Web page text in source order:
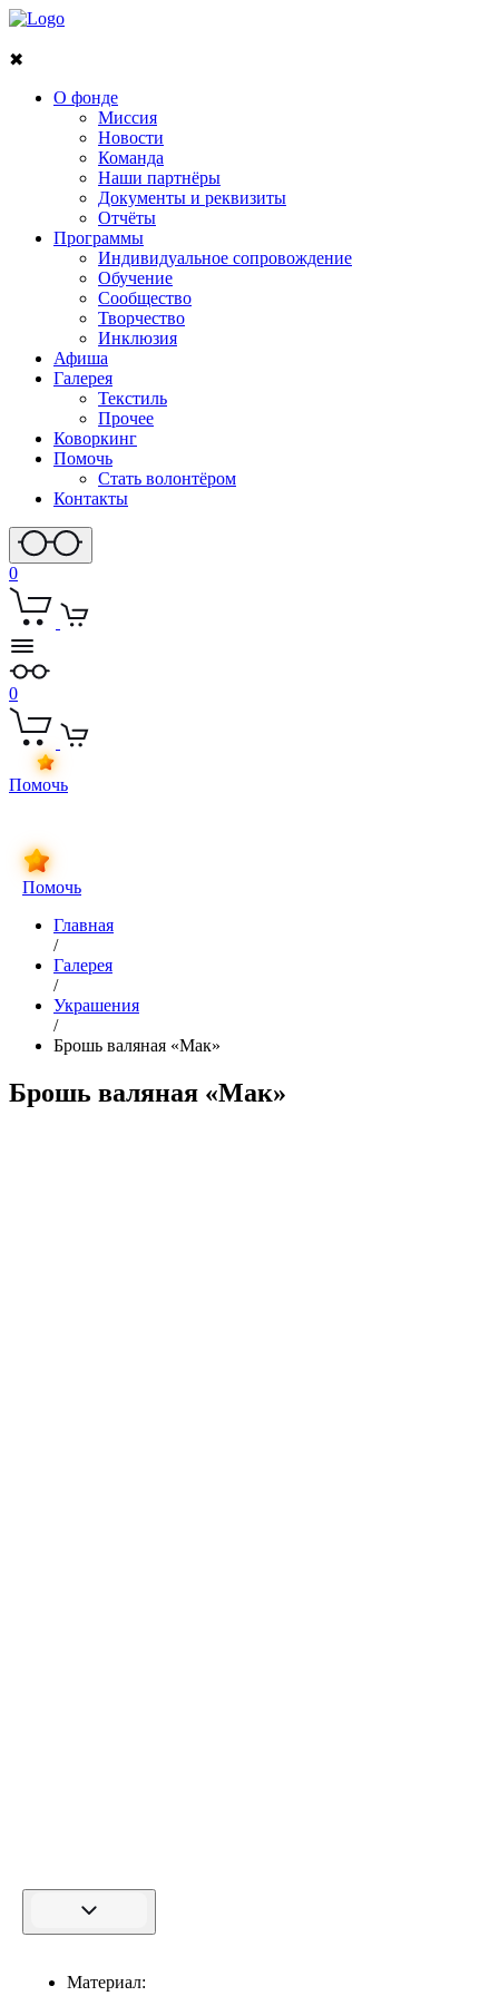
✖
О фонде
Миссия
Новости
Команда
Наши партнёры
Документы и реквизиты
Отчёты
Программы
Индивидуальное сопровождение
Обучение
Сообщество
Творчество
Инклюзия
Афиша
Галерея
Текстиль
Прочее
Коворкинг
Помочь
Стать волонтёром
Контакты
0
0
Помочь
Помочь
Главная
/
Галерея
/
Украшения
/
Брошь валяная «Мак»
Брошь валяная «Мак»
Материал: